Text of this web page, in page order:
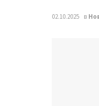
02.10.2025 в